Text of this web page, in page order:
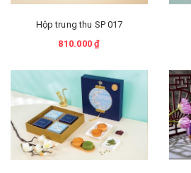
Hộp trung thu SP 017
810.000 ₫